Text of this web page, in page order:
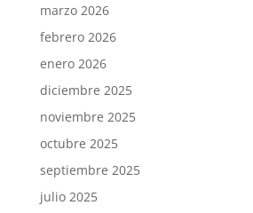
marzo 2026
febrero 2026
enero 2026
diciembre 2025
noviembre 2025
octubre 2025
septiembre 2025
julio 2025